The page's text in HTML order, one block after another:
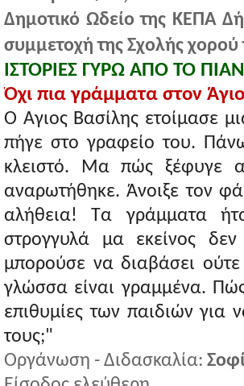
Δημοτικό Ωδείο της ΚΕΠΑ
συμμετοχή της Σχολής
ΙΣΤΟΡΙΕΣ ΓΥΡΩ ΑΠΟ ΤΟ
Όχι πια γράμματα στον
Ο Άγιος Βασίλης ετοίμασε
πήγε στο γραφείο του.
κλειστό. Μα πώς ξέφυγε
αναρωτήθηκε. Άνοιξε τον
αλήθεια! Τα γράμματα
στρογγυλά μα εκείνος
μπορούσε να διαβάσει
γλώσσα είναι γραμμένα.
επιθυμίες των παιδιών για
τους;"
Οργάνωση - Διδασκαλία: